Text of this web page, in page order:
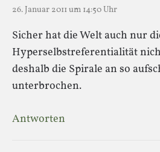
26. Januar 2011 um 14:50 Uhr
Sicher hat die Welt auch nur
Hyperselbstreferentialität
deshalb die Spirale an so
unterbrochen.
Antworten